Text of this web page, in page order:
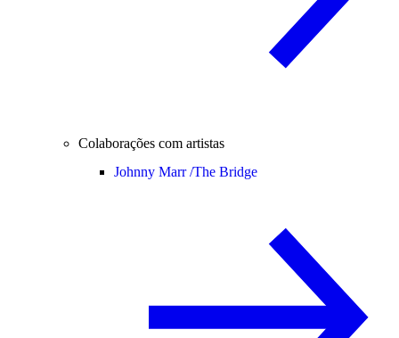
Colaborações com artistas
Johnny Marr /The Bridge